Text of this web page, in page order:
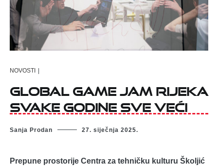
NOVOSTI |
Global Game Jam Rijeka
svake godine sve veći
Sanja Prodan 27. siječnja 2025.
Prepune prostorije Centra za tehničku kulturu Školjić